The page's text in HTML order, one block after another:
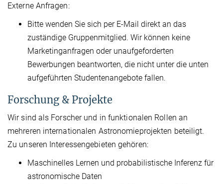
Externe Anfragen:
Bitte wenden Sie sich per E-Mail direkt an das
zuständige Gruppenmitglied. Wir können keine
Marketinganfragen oder unaufgeforderten
Bewerbungen beantworten, die nicht unter die unten
aufgeführten Studentenangebote fallen.
Forschung & Projekte
Wir sind als Forscher und in funktionalen Rollen an
mehreren internationalen Astronomieprojekten beteiligt.
Zu unseren Interessengebieten gehören:
Maschinelles Lernen und probabilistische Inferenz für
astronomische Daten